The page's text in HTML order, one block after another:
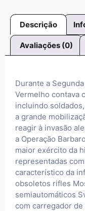
Descrição
Avaliações (0)
Durante a
Vermelho contava
incluindo
a grande
reagir à invasão
a Operação
maior exército da
representadas
característico da
obsoletos rifles
semiautomáticos
com carregador de